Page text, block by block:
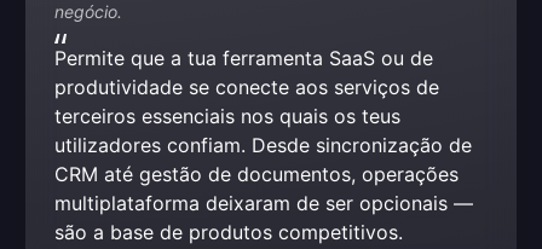
negócio.
Permite que a tua ferramenta SaaS ou de
produtividade se conecte aos serviços de
terceiros essenciais nos quais os teus
utilizadores confiam. Desde sincronização de
CRM até gestão de documentos, operações
multiplataforma deixaram de ser opcionais —
são a base de produtos competitivos.